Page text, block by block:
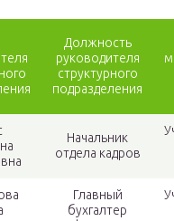
Должность
руководителя
структурного
подразделения
Начальник
отдела кадров
Главный
бухгалтер